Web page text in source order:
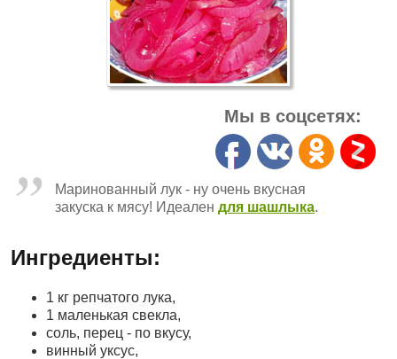
Мы в соцсетях:
Маринованный лук - ну очень вкусная
закуска к мясу! Идеален для шашлыка.
Ингредиенты:
1 кг репчатого лука,
1 маленькая свекла,
соль, перец - по вкусу,
винный уксус,